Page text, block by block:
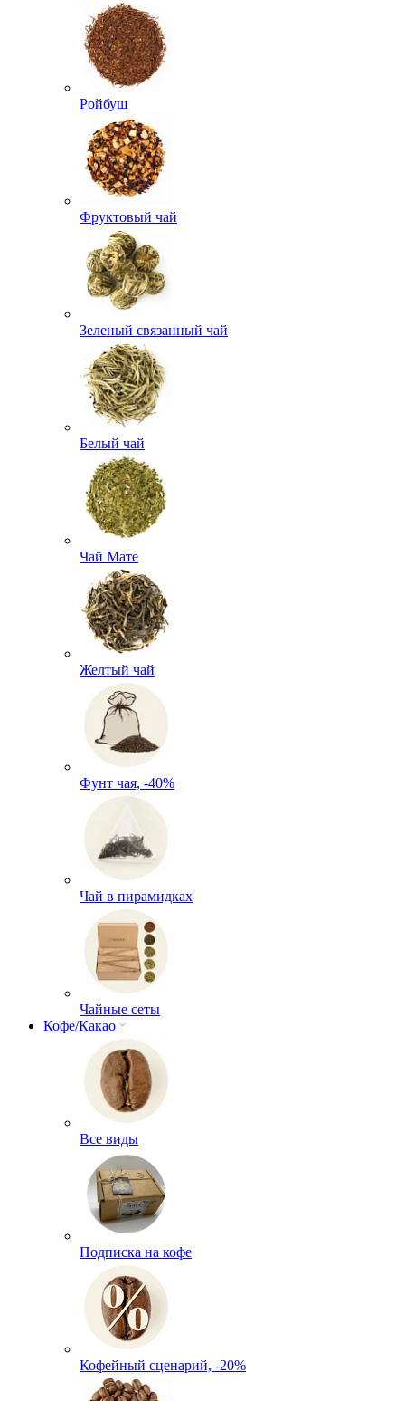
Ройбуш
Фруктовый чай
Зеленый связанный чай
Белый чай
Чай Мате
Желтый чай
Фунт чая, -40%
Чай в пирамидках
Чайные сеты
Кофе/Какао
Все виды
Подписка на кофе
Кофейный сценарий, -20%